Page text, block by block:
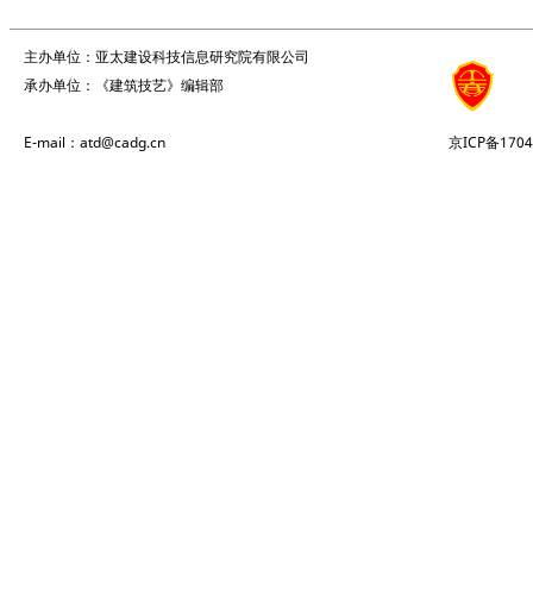
主办单位：亚太建设科技信息研究院有限公司
承办单位：《建筑技艺》编辑部
E-mail：atd@cadg.cn 京ICP备